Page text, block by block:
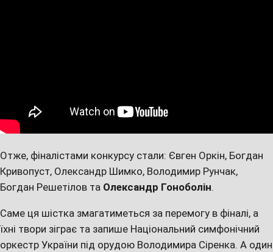
Отже, фіналістами конкурсу стали: Євген Оркін, Богдан
Кривопуст, Олександр Шимко, Володимир Рунчак,
Богдан Решетілов та Олександр Гоноболін.
Саме ця шістка змагатиметься за перемогу в фіналі, а
їхні твори зіграє та запише Національний симфонічний
оркестр України під орудою Володимира Сіренка. А один